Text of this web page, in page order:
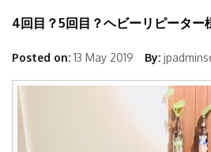
4回目？5回目？ヘビーリピーター
Posted on: 13 May 2019 By: